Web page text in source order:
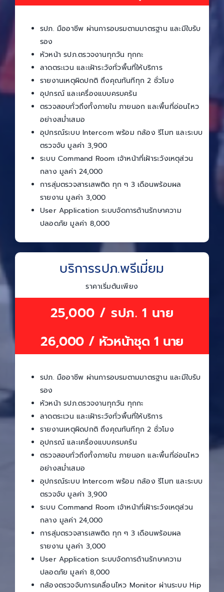
รปภ. มืออาชีพ ผ่านการอบรมตามมาตรฐาน และมีใบรับ
รอง
หัวหน้า รปภ.ตรวจงานทุกวัน ทุกกะ
ลาดตระเวน และเฝ้าระวังทั่วพื้นที่ให้บริการ
รายงานเหตุผิดปกติ ถึงคุณทันทีทุก 2 ชั่วโมง
อุปกรณ์ และเครื่องแบบครบครัน
ตรวจสอบทั่วถึงทั้งภายใน ภายนอก และพื้นที่อ่อนไหว
อย่างสม่ำเสมอ
อุปกรณ์ระบบ Intercom พร้อม กล้อง รีโมท และระบบ
ตรวจจับ มูลค่า 3,900
ระบบ Command Room เจ้าหน้าที่เฝ้าระวังเหตุส่วน
กลาง มูลค่า 24,000
การสุ่มตรวจสารเสพติด ทุก ๆ 3 เดือนพร้อมผล
รายงาน มูลค่า 3,000
User Application ระบบจัดการด้านรักษาความ
ปลอดภัย มูลค่า 8,000
บริการรปภ.พรีเมี่ยม
ราคาเริ่มต้นเพียง
25,000 / รปภ. 1 นาย
26,000 / หัวหน้าชุด 1 นาย
รปภ. มืออาชีพ ผ่านการอบรมตามมาตรฐาน และมีใบรับ
รอง
หัวหน้า รปภ.ตรวจงานทุกวัน ทุกกะ
ลาดตระเวน และเฝ้าระวังทั่วพื้นที่ให้บริการ
รายงานเหตุผิดปกติ ถึงคุณทันทีทุก 2 ชั่วโมง
อุปกรณ์ และเครื่องแบบครบครัน
ตรวจสอบทั่วถึงทั้งภายใน ภายนอก และพื้นที่อ่อนไหว
อย่างสม่ำเสมอ
อุปกรณ์ระบบ Intercom พร้อม กล้อง รีโมท และระบบ
ตรวจจับ มูลค่า 3,900
ระบบ Command Room เจ้าหน้าที่เฝ้าระวังเหตุส่วน
กลาง มูลค่า 24,000
การสุ่มตรวจสารเสพติด ทุก ๆ 3 เดือนพร้อมผล
รายงาน มูลค่า 3,000
User Application ระบบจัดการด้านรักษาความ
ปลอดภัย มูลค่า 8,000
กล้องตรวจจับการเคลื่อนไหว Monitor ผ่านระบบ Hip